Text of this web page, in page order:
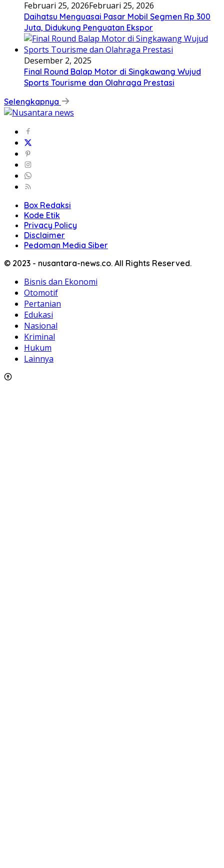
Februari 25, 2026Februari 25, 2026
Daihatsu Menguasai Pasar Mobil Segmen Rp 300
Juta, Didukung Penguatan Ekspor
Desember 2, 2025
Final Round Balap Motor di Singkawang Wujud
Sports Tourisme dan Olahraga Prestasi
Selengkapnya
Box Redaksi
Kode Etik
Privacy Policy
Disclaimer
Pedoman Media Siber
© 2023 - nusantara-news.co. All Rights Reserved.
Bisnis dan Ekonomi
Otomotif
Pertanian
Edukasi
Nasional
Kriminal
Hukum
Lainnya